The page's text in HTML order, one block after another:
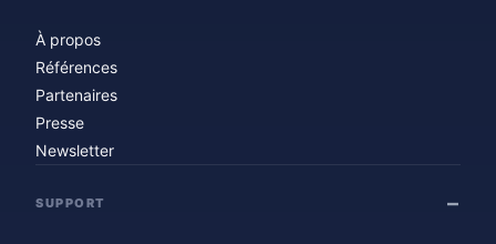
À propos
Références
Partenaires
Presse
Newsletter
SUPPORT